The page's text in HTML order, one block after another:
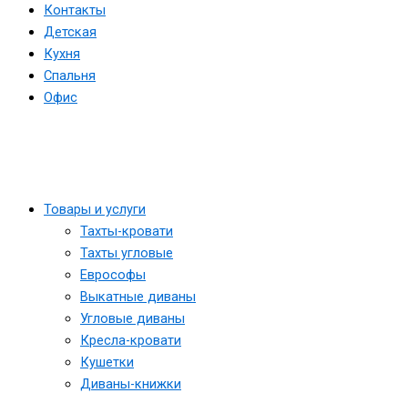
Контакты
Детская
Кухня
Спальня
Офис
Товары и услуги
Тахты-кровати
Тахты угловые
Еврософы
Выкатные диваны
Угловые диваны
Кресла-кровати
Кушетки
Диваны-книжки